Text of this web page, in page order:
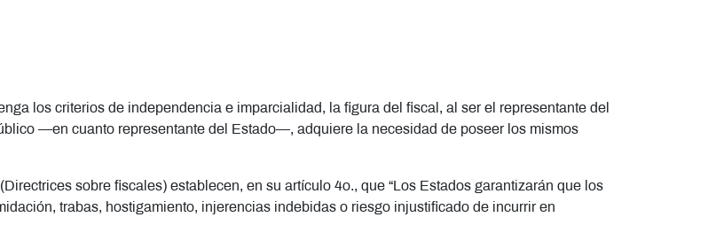
los criterios de independencia e imparcialidad, la figura del fiscal, al ser el representante del
—en cuanto representante del Estado—, adquiere la necesidad de poseer los mismos
sobre fiscales) establecen, en su artículo 4o., que “Los Estados garantizarán que los
trabas, hostigamiento, injerencias indebidas o riesgo injustificado de incurrir en